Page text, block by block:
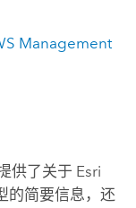
Management
供了关于 Esri
的简要信息，还